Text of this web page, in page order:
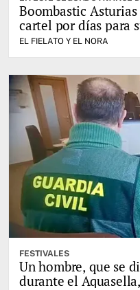
Boombastic
cartel por días para
EL FIELATO Y EL NORA
FESTIVALES
Un hombre, que se
durante el